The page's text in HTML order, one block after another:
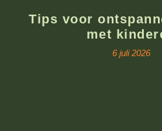
Tips voor
met
6 juli 2026